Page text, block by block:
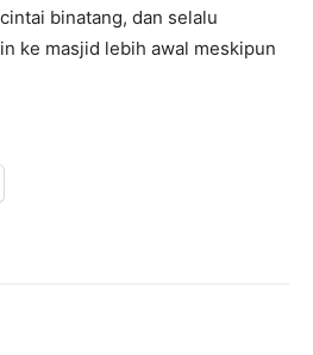
binatang, dan selalu
ke masjid lebih awal meskipun